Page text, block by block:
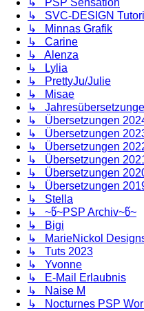
↳ SVC-DESIGN
↳ Minnas Grafik
↳ Carine
↳ Alenza
↳ Lylia
↳ PrettyJu/Julie
↳ Misae
↳
↳ Übersetzungen
↳ Übersetzungen
↳ Übersetzungen
↳ Übersetzungen
↳ Übersetzungen
↳ Übersetzungen
↳ Stella
↳ ~წ~PSP Archiv~წ~
↳ Bigi
↳ MarieNickol
↳ Tuts 2023
↳ Yvonne
↳ E-Mail Erlaubnis
↳ Naise M
↳ Nocturnes PSP